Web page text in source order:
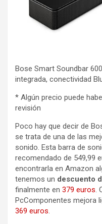
Bose Smart Soundbar
integrada, conectividad
* Algún precio puede
revisión
Poco hay que decir de
se trata de una de las
sonido. Esta barra de
recomendado de 549,99
encontrarla en Amazon
tenemos un descuento
finalmente en 379 euros.
PcComponentes mejora
369 euros.